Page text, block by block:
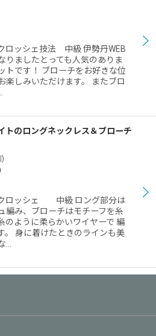
ロッシェ技法 中級 伊勢丹WEB
りましたとっても人気のありま
トです！ ブローチをお好きな位
楽しみいただけます。 またブロ
トのロングネックレス＆ブローチ
)
ロッシェ 中級 ロング部分は
編み、ブローチはモチーフを糸
のように柔らかいワイヤーで 編
。 身に着けたときのラインも美
…